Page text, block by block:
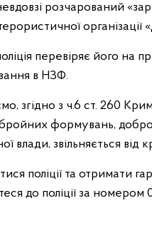
розчарований
організації
перевіряє його на
в НЗФ.
згідно з ч.6 ст. 260
формувань,
влади, звільняється від
поліції та отримати
до поліції за